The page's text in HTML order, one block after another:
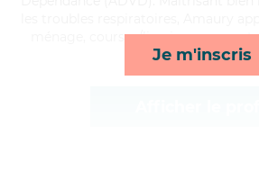
Je m'inscris
ménage, courses/livraison, repas et